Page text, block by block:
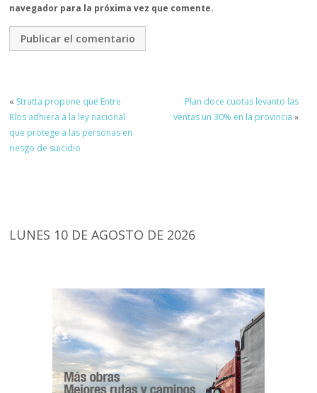
navegador para la próxima vez que comente.
« Stratta propone que Entre
Ríos adhiera a la ley nacional
que protege a las personas en
riesgo de suicidio
Plan doce cuotas levanto las
ventas un 30% en la provincia »
LUNES 10 DE AGOSTO DE 2026